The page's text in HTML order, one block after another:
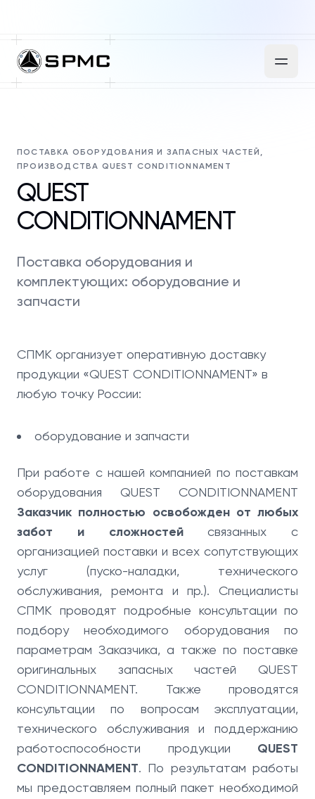
ПОСТАВКА ОБОРУДОВАНИЯ И ЗАПАСНЫХ ЧАСТЕЙ,
ПРОИЗВОДСТВА QUEST CONDITIONNAMENT
QUEST
CONDITIONNAMENT
Поставка оборудования и
комплектующих: оборудование и
запчасти
СПМК организует оперативную доставку
продукции «QUEST CONDITIONNAMENT» в
любую точку России:
оборудование и запчасти
При работе с нашей компанией по поставкам
оборудования QUEST CONDITIONNAMENT
Заказчик полностью освобожден от любых
забот и сложностейсвязанных с
организацией поставки и всех сопутствующих
услуг (пуско-наладки, технического
обслуживания, ремонта и пр.). Специалисты
СПМК проводят подробные консультации по
подбору необходимого оборудования по
параметрам Заказчика, а также по поставке
оригинальных запасных частей QUEST
CONDITIONNAMENT. Также проводятся
консультации по вопросам эксплуатации,
технического обслуживания и поддержанию
работоспособности продукции QUEST
CONDITIONNAMENT. По результатам работы
мы предоставляем полный пакет необходимой